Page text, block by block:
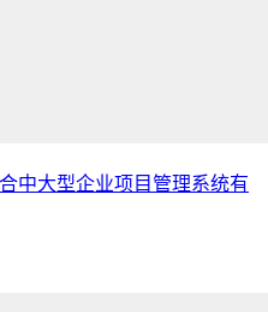
中大型企业项目管理系统有